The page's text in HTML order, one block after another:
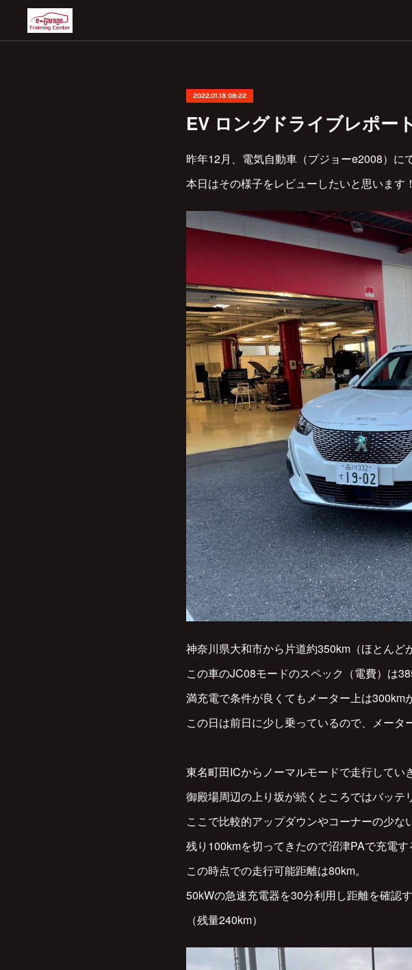
2022.01.18 08:22
EV ロングドライブレポー
昨年12月、電気自動車（プジョーe2008）に
本日はその様子をレビューしたいと思います！
神奈川県大和市から片道約350km（ほとんど
この車のJC08モードのスペック（電費）は
満充電で条件が良くてもメーター上は300km
この日は前日に少し乗っているので、メータ
東名町田ICからノーマルモードで走行していき
御殿場周辺の上り坂が続くところではバッテ
ここで比較的アップダウンやコーナーの少な
残り100kmを切ってきたので沼津PAで充電す
この時点での走行可能距離は80km。
50kWの急速充電器を30分利用し距離を確認
（残量240km）